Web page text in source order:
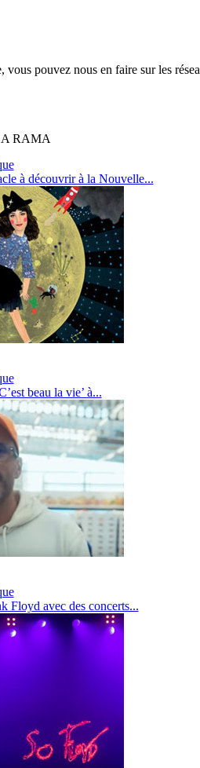
vous pouvez nous en faire sur les
RAMA
à découvrir à la Nouvelle...
beau la vie’ à...
Floyd avec des concerts...